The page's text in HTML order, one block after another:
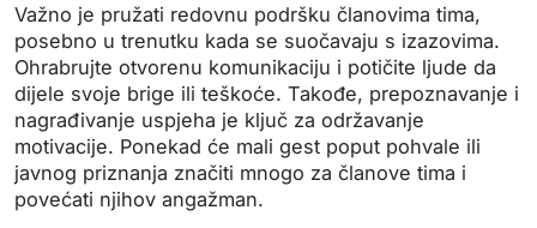
Važno je pružati redovnu podršku članovima tima,
posebno u trenutku kada se suočavaju s izazovima.
Ohrabrujte otvorenu komunikaciju i potičite ljude da
dijele svoje brige ili teškoće. Takođe, prepoznavanje i
nagrađivanje uspjeha je ključ za održavanje
motivacije. Ponekad će mali gest poput pohvale ili
javnog priznanja značiti mnogo za članove tima i
povećati njihov angažman.